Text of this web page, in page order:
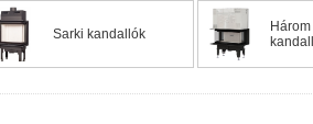
vagy lemezborítást, belül pedig
burkolatoknak a gyártására is
Sarki kandallók